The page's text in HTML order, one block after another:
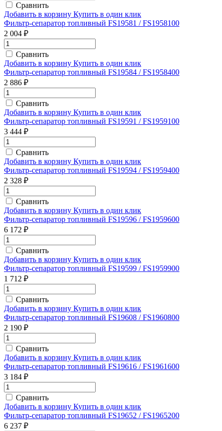
Сравнить
Добавить в корзину Купить в один клик
Фильтр-сепаратор топливный FS19581 / FS1958100
2 004 ₽
Сравнить
Добавить в корзину Купить в один клик
Фильтр-сепаратор топливный FS19584 / FS1958400
2 886 ₽
Сравнить
Добавить в корзину Купить в один клик
Фильтр-сепаратор топливный FS19591 / FS1959100
3 444 ₽
Сравнить
Добавить в корзину Купить в один клик
Фильтр-сепаратор топливный FS19594 / FS1959400
2 328 ₽
Сравнить
Добавить в корзину Купить в один клик
Фильтр-сепаратор топливный FS19596 / FS1959600
6 172 ₽
Сравнить
Добавить в корзину Купить в один клик
Фильтр-сепаратор топливный FS19599 / FS1959900
1 712 ₽
Сравнить
Добавить в корзину Купить в один клик
Фильтр-сепаратор топливный FS19608 / FS1960800
2 190 ₽
Сравнить
Добавить в корзину Купить в один клик
Фильтр-сепаратор топливный FS19616 / FS1961600
3 184 ₽
Сравнить
Добавить в корзину Купить в один клик
Фильтр-сепаратор топливный FS19652 / FS1965200
6 237 ₽